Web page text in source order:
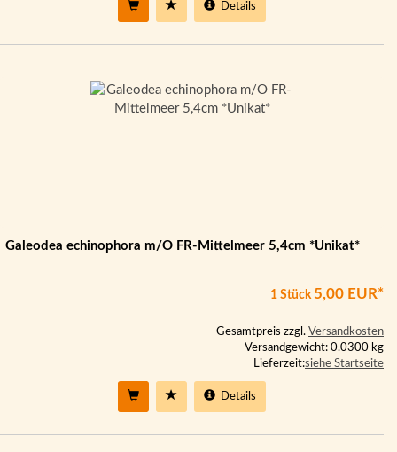
Details
Galeodea echinophora m/O FR-Mittelmeer 5,4cm *Unikat*
1 Stück 5,00 EUR*
Gesamtpreis zzgl. Versandkosten
Versandgewicht: 0.0300 kg
Lieferzeit:siehe Startseite
Details